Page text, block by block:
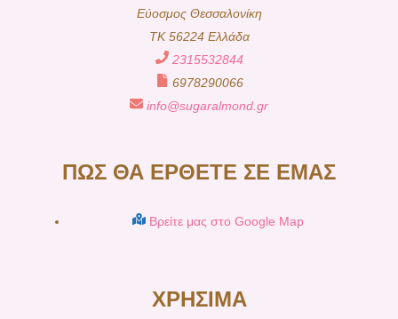
Εύοσμος Θεσσαλονίκη
TK 56224 Ελλάδα
2315532844
6978290066
info@sugaralmond.gr
ΠΩΣ ΘΑ ΕΡΘΕΤΕ ΣΕ ΕΜΑΣ
Βρείτε μας στο Google Map
ΧΡΗΣΙΜΑ